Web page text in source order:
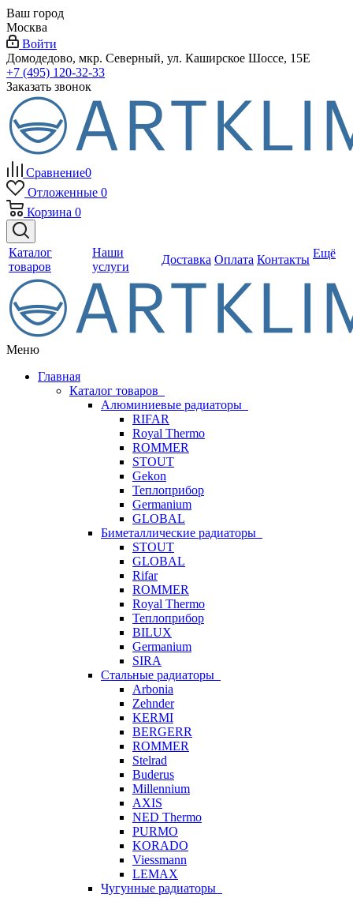
Ваш город
Москва
Войти
Домодедово, мкр. Северный, ул. Каширское Шоссе, 15Е
+7 (495) 120-32-33
Заказать звонок
Сравнение0
Отложенные 0
Корзина 0
Каталог
товаров
Наши
услуги
Доставка Оплата Контакты Ещё
Меню
Главная
Каталог товаров
Алюминиевые радиаторы
RIFAR
Royal Thermo
ROMMER
STOUT
Gekon
Теплоприбор
Germanium
GLOBAL
Биметаллические радиаторы
STOUT
GLOBAL
Rifar
ROMMER
Royal Thermo
Теплоприбор
BILUX
Germanium
SIRA
Стальные радиаторы
Arbonia
Zehnder
KERMI
BERGERR
ROMMER
Stelrad
Buderus
Millennium
AXIS
NED Thermo
PURMO
KORADO
Viessmann
LEMAX
Чугунные радиаторы